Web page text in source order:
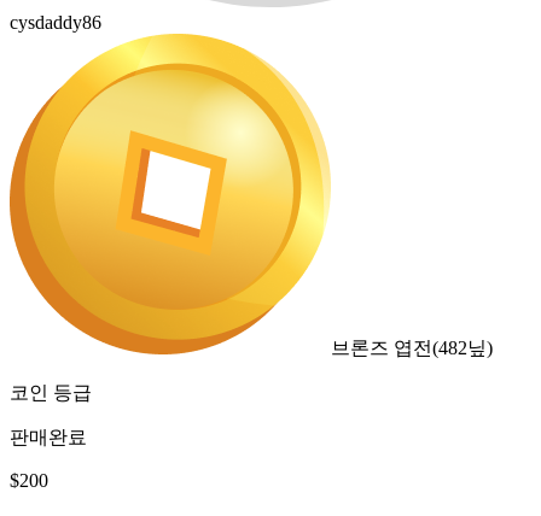
cysdaddy86
브론즈 엽전(482닢)
코인 등급
판매완료
$200